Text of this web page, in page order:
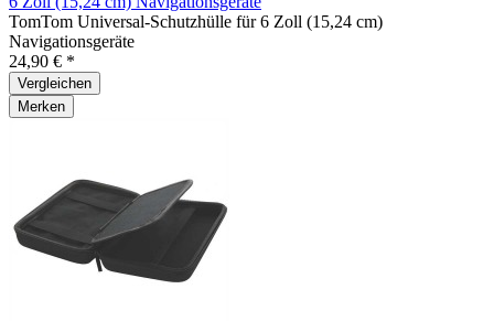
TomTom Universal-Schutzhülle für 6 Zoll (15,24 cm)
Navigationsgeräte
24,90 € *
Vergleichen
Merken